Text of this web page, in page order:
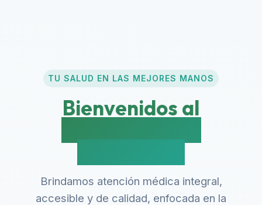
TU SALUD EN LAS MEJORES MANOS
Bienvenidos al
Brindamos atención médica integral,
accesible y de calidad, enfocada en la